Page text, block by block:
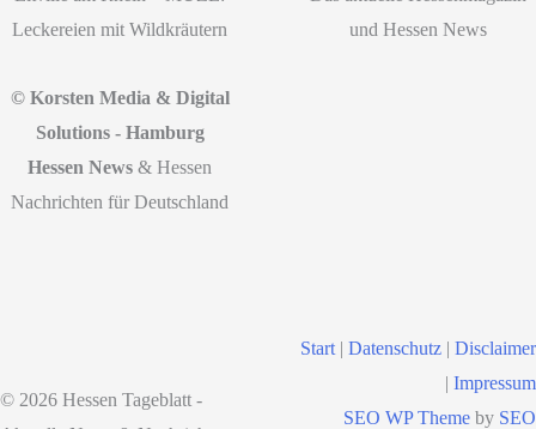
Leckereien mit Wildkräutern
und Hessen News
© Korsten Media & Digital
Solutions - Hamburg
Hessen News & Hessen
Nachrichten für Deutschland
© 2026 Hessen Tageblatt -
Start | Datenschutz | Disclaimer
| Impressum
SEO WP Theme by SEO